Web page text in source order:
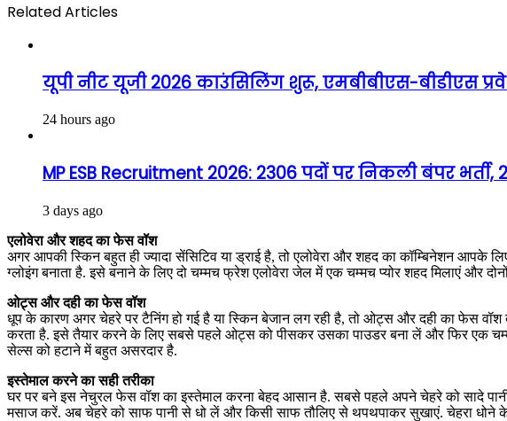
Related Articles
यूपी नीट यूजी 2026 काउंसिलिंग शुरू, एमबीबीएस-बीडीएस प्रवेश
24 hours ago
MP ESB Recruitment 2026: 2306 पदों पर निकली बंपर
3 days ago
एलोवेरा और शहद का फेस वॉश
अगर आपकी स्किन बहुत ही ज्यादा सेंसिटिव या ड्राई है, तो एलोवेरा और शहद का कॉम्बिनेशन
ग्लोइंग बनाता है. इसे बनाने के लिए दो चम्मच फ्रेश एलोवेरा जेल में एक चम्मच प्योर शहद मिलाएं और
ओट्स और दही का फेस वॉश
धूप के कारण अगर चेहरे पर टैनिंग हो गई है या स्किन बेजान लग रही है, तो ओट्स और दही का फेस
करता है. इसे तैयार करने के लिए सबसे पहले ओट्स को पीसकर उसका पाउडर बना लें और फिर एक
सेल्स को हटाने में बहुत असरदार है.
इस्तेमाल करने का सही तरीका
घर पर बने इस नेचुरल फेस वॉश का इस्तेमाल करना बेहद आसान है. सबसे पहले अपने चेहरे को सादे
मसाज करें. अब चेहरे को साफ पानी से धो लें और किसी साफ तौलिए से थपथपाकर सुखाएं. चेहरा धोने के